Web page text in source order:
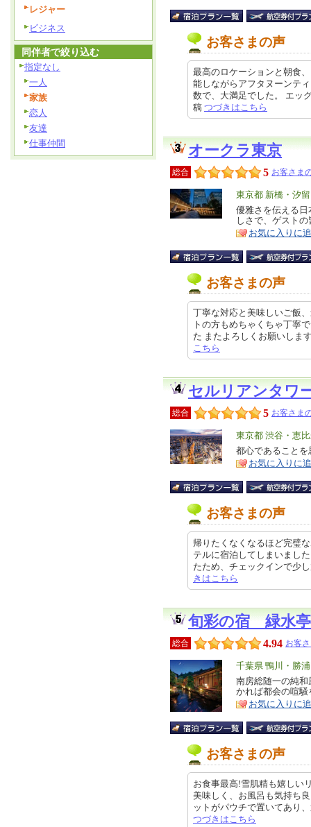
お客さまの声
最高のロケーションと朝食
能しながらアフタヌーンテ
数で、大満足でした。 エッ
稿 つづきはこちら
オークラ東京
総合 5 お客さま
エ
リ
ア
東京都 新橋・汐
特
徴
優雅さを伝える
しさで、ゲスト
お気に入りに
お客さまの声
丁寧な対応と美味しいご飯
トの方もめちゃくちゃ丁寧
た またよろしくお願いし
こちら
セルリアンタワ
総合 5 お客さま
エ
リ
ア
東京都 渋谷・恵
特
徴
都心であること
お気に入りに
お客さまの声
帰りたくなくなるほど完璧
テルに宿泊してしまいまし
たため、チェックインで少
きはこちら
旬彩の宿 緑水亭
総合 4.94 お客
エ
リ
ア
千葉県 鴨川・勝
特
徴
南房総随一の純
かれば都会の喧
お気に入りに
お客さまの声
お食事最高!雪肌精も嬉しい
美味しく、お風呂も気持ち
ットがパウチで置いてあり
つづきはこちら
レジャー
ビジネス
同伴者で絞り込む
指定なし
一人
家族
恋人
友達
仕事仲間